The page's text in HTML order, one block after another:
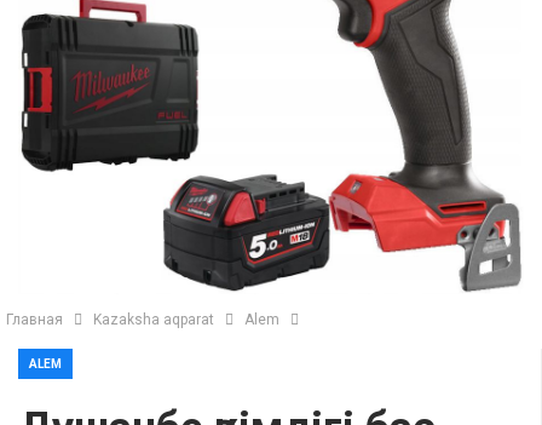
Главная Kazaksha aqparat Alem
ALEM